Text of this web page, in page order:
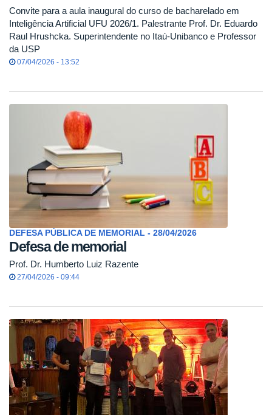
Convite para a aula inaugural do curso de bacharelado em
Inteligência Artificial UFU 2026/1. Palestrante Prof. Dr. Eduardo
Raul Hrushcka. Superintendente no Itaú-Unibanco e Professor
da USP
07/04/2026 - 13:52
DEFESA PÚBLICA DE MEMORIAL - 28/04/2026
Defesa de memorial
Prof. Dr. Humberto Luiz Razente
27/04/2026 - 09:44